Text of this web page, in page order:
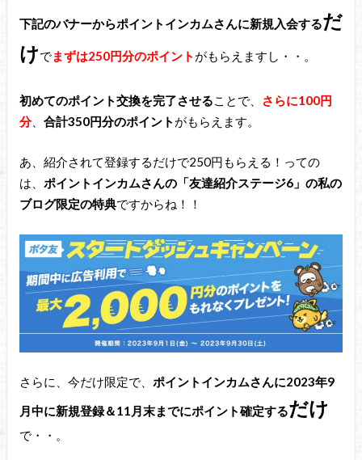
下記のバナーからポイントインカムさんに新規入会するだ
けでまずは250円分のポイント がもらえますし・・。
初めてのポイント交換を完了させることで、
さらに100円
分、 合計350円分のポイント がもらえます。
あ、紹介されて登録するだけで250円もらえる！っての
は、 ポイントインカムさんの「友達紹介ステージ6」の私の
ブログ限定の特典ですからね！！
さらに、今だけ限定で、 ポイントインカムさんに2023年9
月中に新規登録＆11月末までにポイント確定するだけ
で・・。